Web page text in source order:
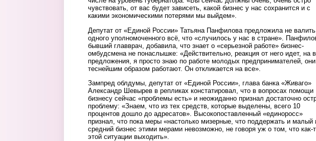
чувствовать, от вас будет зависеть, какой бизнес у нас сохранится и с
какими экономическими потерями мы выйдем».
Депутат от «Единой России» Татьяна Панфилова предложила не
одного уполномоченного всё, что «случилось у нас в стране».
бывший главврач, добавила, что знает о «серьезной работе» бизнес-
омбудсмена не понаслышке: «Действительно, реакция от него идет, на
предложения, я просто знаю по работе молодых предпринимателей, они
теснейшим образом работают. Он откликается на все».
Зампред облдумы, депутат от «Единой России», глава банка «Живаго»
Александр Шевырев в репликах констатировал, что в вопросах помощи
бизнесу сейчас «проблемы есть» и неожиданно признал достаточно
проблему: «Знаем, что из тех средств, которые выделены, всего 10
процентов дошло до адресатов». Высокопоставленный «единоросс»
признал, что пока меры «настолько мизерные, что поддержать и малый
средний бизнес этими мерами невозможно, не говоря уж о том, что как-
этой ситуации выходить».